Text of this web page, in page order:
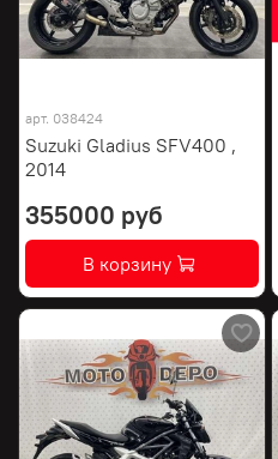
арт. 038424
Suzuki Gladius SFV400 ,
2014
355000 руб
В корзину